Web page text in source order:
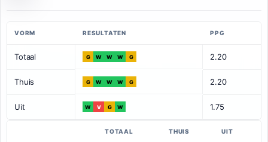
VORM RESULTATEN PPG
Totaal G W W W G 2.20
Thuis G W W W G 2.20
Uit W V G W 1.75
TOTAAL THUIS UIT